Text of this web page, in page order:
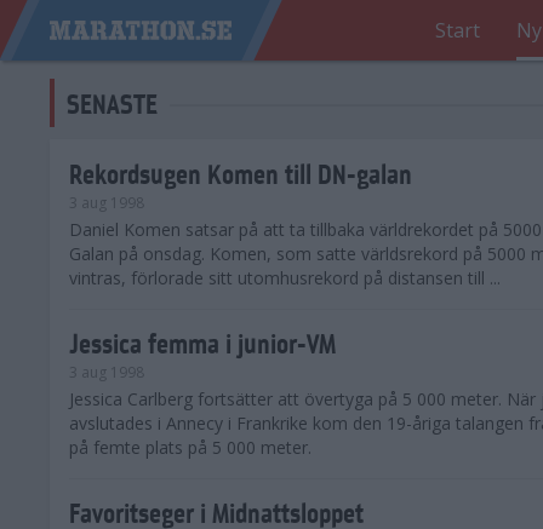
Start
SENASTE
Rekordsugen Komen till DN-galan
3 aug 1998
Daniel Komen satsar på att ta tillbaka världrekordet på
Galan på onsdag. Komen, som satte världsrekord på 5000
vintras, förlorade sitt utomhusrekord på distansen till ...
Jessica femma i junior-VM
3 aug 1998
Jessica Carlberg fortsätter att övertyga på 5 000 meter. När
avslutades i Annecy i Frankrike kom den 19-åriga talangen
på femte plats på 5 000 meter.
Favoritseger i Midnattsloppet